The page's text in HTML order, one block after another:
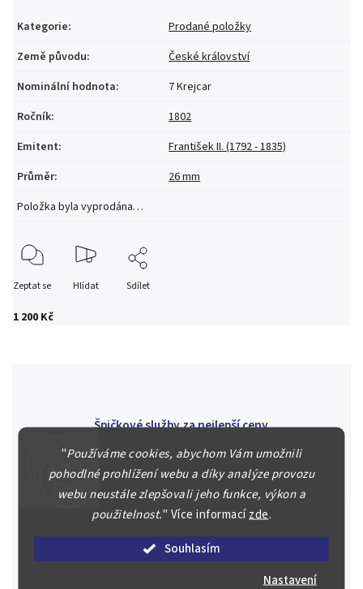
"Používáme cookies, abychom Vám umožnili
pohodlné prohlížení webu a díky analýze provozu
webu neustále zlepšovali jeho funkce, výkon a
použitelnost." Více informacízde.
Souhlasím
Nastavení
1 200 Kč
Kategorie:
Prodané položky
Země původu:
České království
Nominální hodnota:
7 Krejcar
Ročník:
1802
Emitent:
František II. (1792 - 1835)
Průměr:
26 mm
Položka byla vyprodána…
Zeptat se Hlídat Sdílet
Špičkové služby za nejlepší ceny
Náš kolektiv specialistů a znalců se Vám bude plně věnovat.
Posoudíme kvalitu a pravost Vašeho materiálu, prodáme v naší
aukci nebo Vám poradíme kam investovat.
Jsme zde pro Vás nepřetržitě již od roku 2000
Během té doby jsme v našich aukcích prodali významné sbírky i